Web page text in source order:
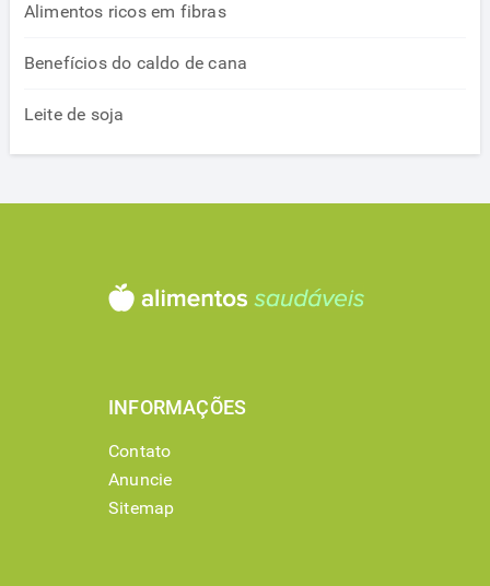
Alimentos ricos em fibras
Benefícios do caldo de cana
Leite de soja
INFORMAÇÕES
Contato
Anuncie
Sitemap